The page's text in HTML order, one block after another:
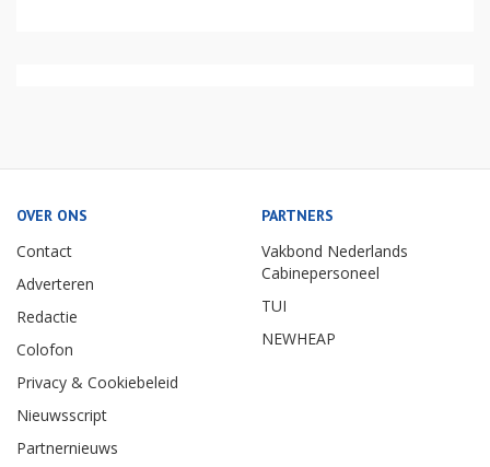
OVER ONS
Contact
Adverteren
Redactie
Colofon
Privacy & Cookiebeleid
Nieuwsscript
Partnernieuws
PARTNERS
Vakbond Nederlands
Cabinepersoneel
TUI
NEWHEAP